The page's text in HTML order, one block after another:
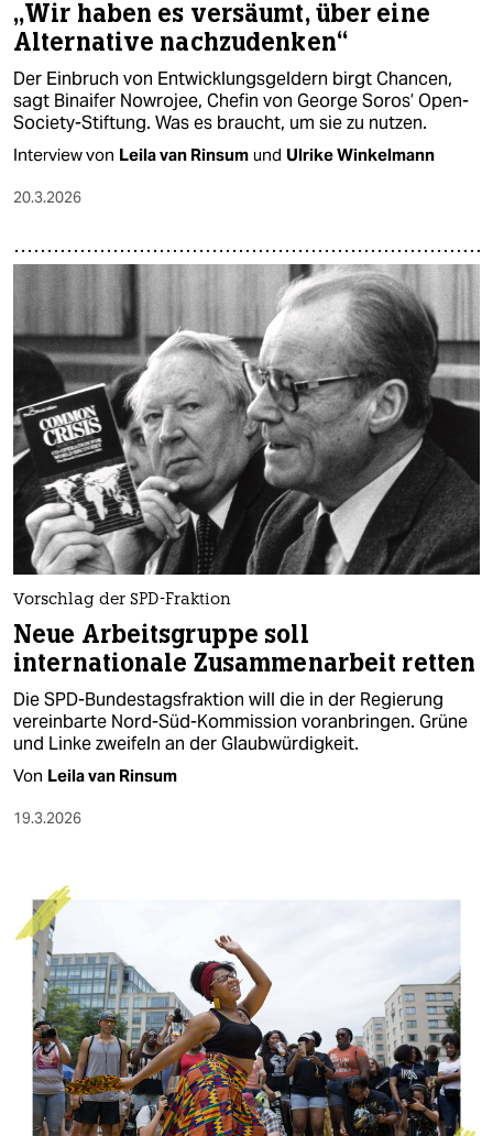
„Wir haben es versäumt, über eine
Alternative nachzudenken“
Der Einbruch von Entwicklungsgeldern birgt Chancen,
sagt Binaifer Nowrojee, Chefin von George Soros’ Open-
Society-Stiftung. Was es braucht, um sie zu nutzen.
Interview von Leila van Rinsum und Ulrike Winkelmann
20.3.2026
Vorschlag der SPD-Fraktion
Neue Arbeitsgruppe soll
internationale Zusammenarbeit retten
Die SPD-Bundestagsfraktion will die in der Regierung
vereinbarte Nord-Süd-Kommission voranbringen. Grüne
und Linke zweifeln an der Glaubwürdigkeit.
Von Leila van Rinsum
19.3.2026